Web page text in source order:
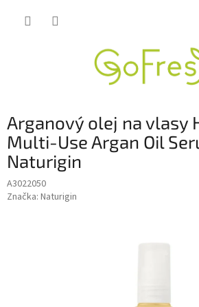
Arganový olej na vlasy
Multi-Use Argan Oil
Naturigin
A3022050
Značka: Naturigin